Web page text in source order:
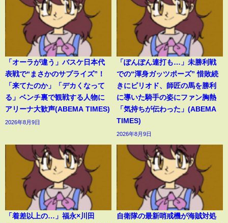
「オーラが違う」バスケ日本代
表戦で“まさかのサプライズ”！
「来てたのか」「デカくなって
る」ベンチ裏で観戦する人物に
アリーナ大歓声(ABEMA TIMES)
2026年8月9日
「ぽんぽん連打も…」未勝利戦
での“渾身ガッツポーズ” 惜敗続
きにピリオド、師匠の馬を勝利
に導いた騎手の姿にファン胸熱
「気持ちが伝わった」(ABEMA
TIMES)
2026年8月9日
「着差以上の…」福永×川田
自衛隊の最新哨戒機が海賊対処